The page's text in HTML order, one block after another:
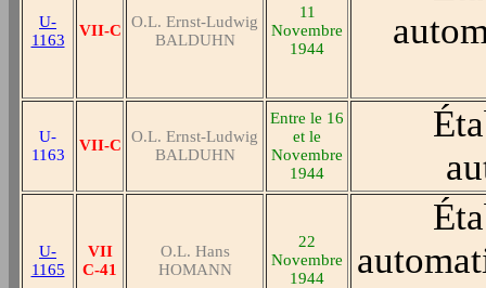
U-
1163
VII-C
O.L. Ernst-Ludwig
BALDUHN
11
Novembre
1944
U-
1163
VII-C
O.L. Ernst-Ludwig
BALDUHN
Entre le 16
et le
Novembre
1944
U-
1165
VII
C-41
O.L. Hans
HOMANN
22
Novembre
1944